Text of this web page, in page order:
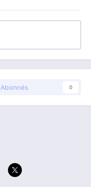
Abonnés 0